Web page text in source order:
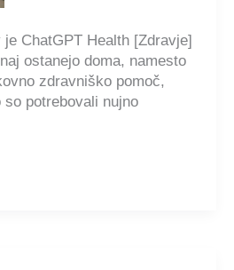
ChatGPT Health [Zdravje]
ostanejo doma, namesto
zdravniško pomoč,
potrebovali nujno